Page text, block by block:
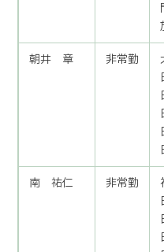
朝井 章
非常勤
南 祐仁
非常勤